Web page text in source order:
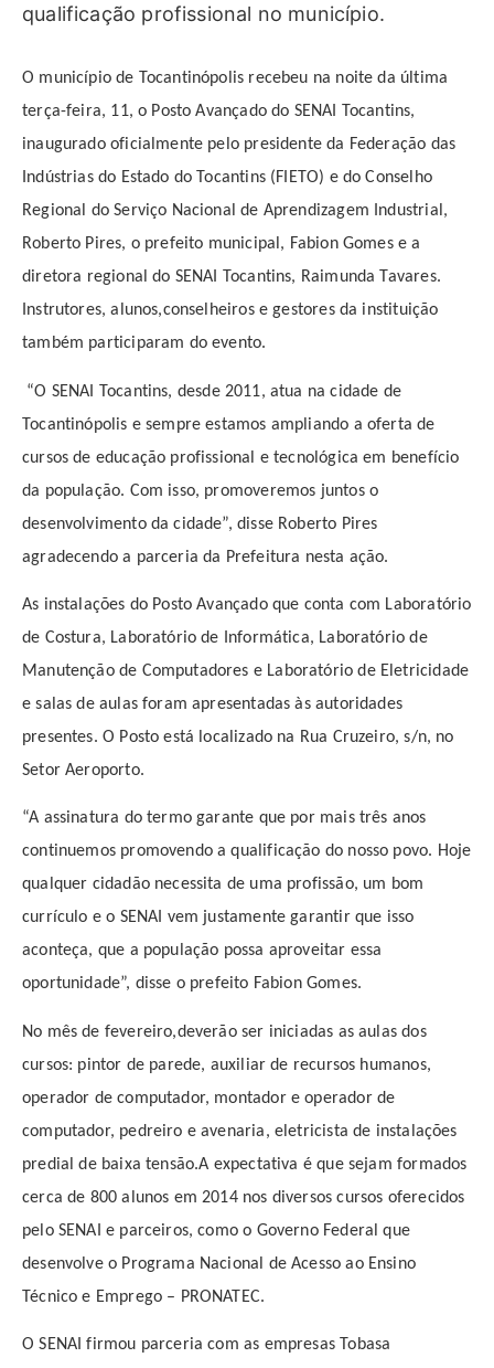
qualificação profissional no município.
O município de Tocantinópolis recebeu na noite da última
terça-feira, 11, o Posto Avançado do SENAI Tocantins,
inaugurado oficialmente pelo presidente da Federação das
Indústrias do Estado do Tocantins (FIETO) e do Conselho
Regional do Serviço Nacional de Aprendizagem Industrial,
Roberto Pires, o prefeito municipal, Fabion Gomes e a
diretora regional do SENAI Tocantins, Raimunda Tavares.
Instrutores, alunos,conselheiros e gestores da instituição
também participaram do evento.
“O SENAI Tocantins, desde 2011, atua na cidade de
Tocantinópolis e sempre estamos ampliando a oferta de
cursos de educação profissional e tecnológica em benefício
da população. Com isso, promoveremos juntos o
desenvolvimento da cidade”, disse Roberto Pires
agradecendo a parceria da Prefeitura nesta ação.
As instalações do Posto Avançado que conta com Laboratório
de Costura, Laboratório de Informática, Laboratório de
Manutenção de Computadores e Laboratório de Eletricidade
e salas de aulas foram apresentadas às autoridades
presentes. O Posto está localizado na Rua Cruzeiro, s/n, no
Setor Aeroporto.
“A assinatura do termo garante que por mais três anos
continuemos promovendo a qualificação do nosso povo. Hoje
qualquer cidadão necessita de uma profissão, um bom
currículo e o SENAI vem justamente garantir que isso
aconteça, que a população possa aproveitar essa
oportunidade”, disse o prefeito Fabion Gomes.
No mês de fevereiro,deverão ser iniciadas as aulas dos
cursos: pintor de parede, auxiliar de recursos humanos,
operador de computador, montador e operador de
computador, pedreiro e avenaria, eletricista de instalações
predial de baixa tensão.A expectativa é que sejam formados
cerca de 800 alunos em 2014 nos diversos cursos oferecidos
pelo SENAI e parceiros, como o Governo Federal que
desenvolve o Programa Nacional de Acesso ao Ensino
Técnico e Emprego – PRONATEC.
O SENAI firmou parceria com as empresas Tobasa